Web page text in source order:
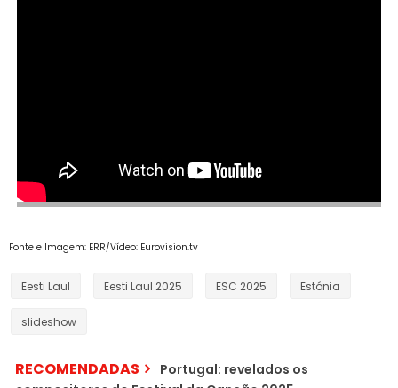
Fonte e Imagem: ERR/Vídeo: Eurovision.tv
Eesti Laul Eesti Laul 2025 ESC 2025 Estónia
slideshow
RECOMENDADAS
Portugal: revelados os